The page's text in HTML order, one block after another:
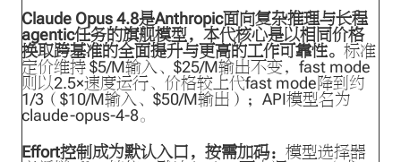
Claude Opus 4.8是Anthropic面向复杂推理与长程
agentic任务的旗舰模型，本代核心是以相同价格
换取跨基准的全面提升与更高的工作可靠性。 标准
定价维持 $5/M输入、$25/M输出不变，fast mode
则以2.5×速度运行、价格较上代fast mode降到约
1/3（$10/M输入、$50/M输出）；API模型名为
claude-opus-4-8。
Effort控制成为默认入口，按需加码： 模型选择器